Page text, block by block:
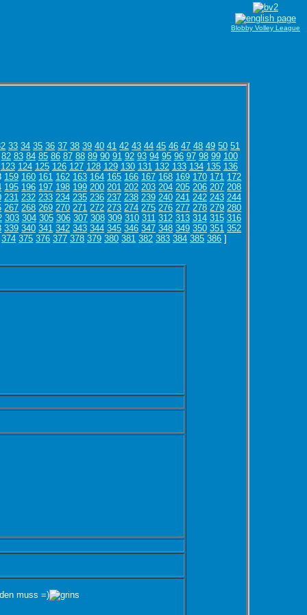
33 34 35 36 37 38 39 40 41 42 43 44 45 46 47 48 49 50 51
82 83 84 85 86 87 88 89 90 91 92 93 94 95 96 97 98 99 100
123 124 125 126 127 128 129 130 131 132 133 134 135 136
159 160 161 162 163 164 165 166 167 168 169 170 171 172
195 196 197 198 199 200 201 202 203 204 205 206 207 208
231 232 233 234 235 236 237 238 239 240 241 242 243 244
267 268 269 270 271 272 273 274 275 276 277 278 279 280
303 304 305 306 307 308 309 310 311 312 313 314 315 316
339 340 341 342 343 344 345 346 347 348 349 350 351 352
374 375 376 377 378 379 380 381 382 383 384 385 386 ]
muss =)
Blobby Volley League